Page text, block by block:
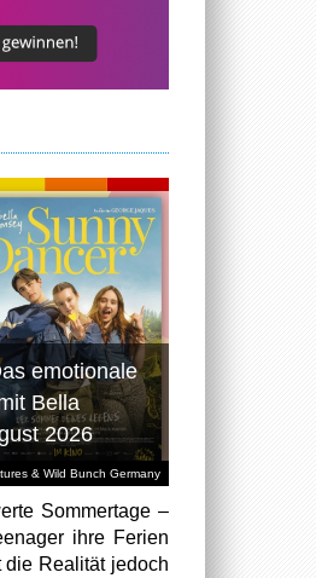
& Wild Bunch Germany
emotionale
Bella
2026
Sommertage –
ihre Ferien
die Realität jedoch